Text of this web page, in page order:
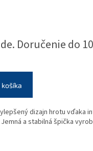
Doručenie do
dizajn hrotu vďaka
a stabilná špička